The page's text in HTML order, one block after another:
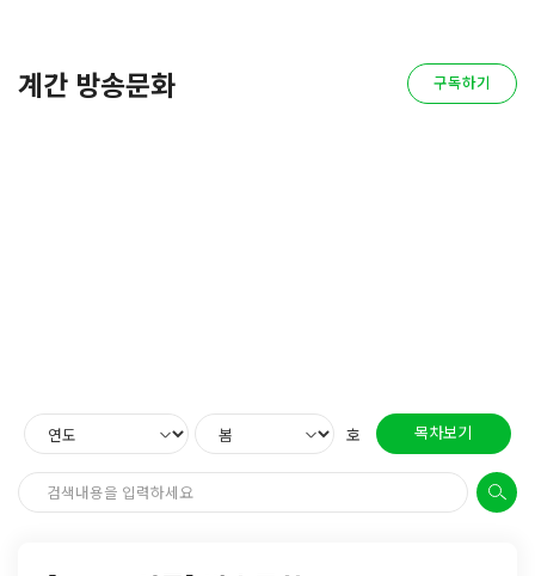
계간 방송문화 구독하기
호 목차보기